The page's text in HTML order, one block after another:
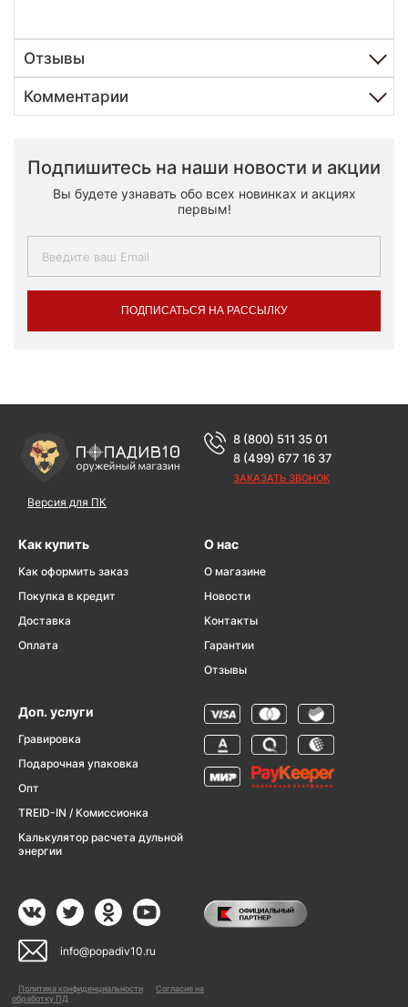
Отзывы
Комментарии
Подпишитесь на наши новости и акции
Вы будете узнавать обо всех новинках и акциях
первым!
ПОДПИСАТЬСЯ НА РАССЫЛКУ
Версия для ПК
8 (800) 511 35 01
8 (499) 677 16 37
ЗАКАЗАТЬ ЗВОНОК
Как купить
Как оформить заказ
Покупка в кредит
Доставка
Оплата
О нас
О магазине
Новости
Контакты
Гарантии
Отзывы
Доп. услуги
Гравировка
Подарочная упаковка
Опт
TREID-IN / Комиссионка
Калькулятор расчета дульной
энергии
info@popadiv10.ru
Политика конфиденциальности
Согласие на
обработку ПД